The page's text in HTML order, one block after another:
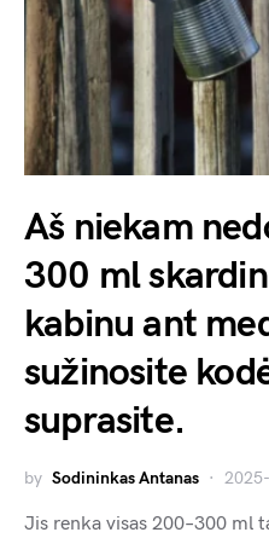
Aš niekam
300 ml
kabinu ant
sužinosite
suprasite.
by Sodininkas Antanas
Jis renka visas 200–300 ml